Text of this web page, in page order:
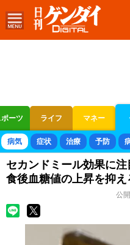
ーツ ライフ マネー
ボートレース 競輪 オートレ
病気 症状 治療 予防
セカンドミール効果に
食後血糖値の上昇を抑え
公開